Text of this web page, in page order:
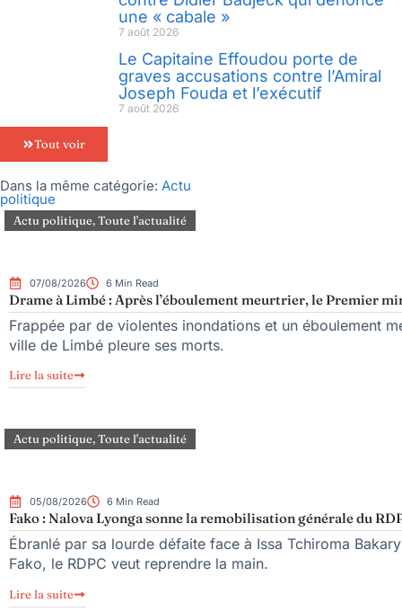
une « cabale »
7 août 2026
Le Capitaine Effoudou porte de
graves accusations contre l’Amiral
Joseph Fouda et l’exécutif
7 août 2026
Tout voir
Dans la même catégorie: Actu
politique
Actu politique,Toute l'actualité
07/08/2026 6 Min Read
Drame à Limbé : Après l’éboulement meurtrier, le Premier
Frappée par de violentes inondations et un éboulement
ville de Limbé pleure ses morts.
Lire la suite
Actu politique,Toute l'actualité
05/08/2026 6 Min Read
Fako : Nalova Lyonga sonne la remobilisation générale du
Ébranlé par sa lourde défaite face à Issa Tchiroma
Fako, le RDPC veut reprendre la main.
Lire la suite